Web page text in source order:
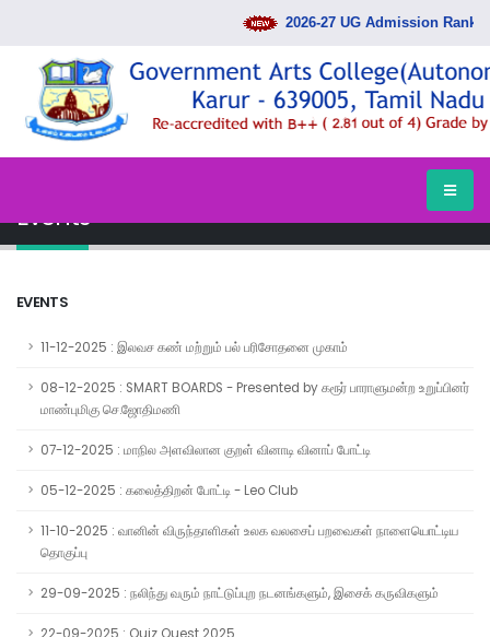
2026-27 UG Admission Rank List
Events
EVENTS
11-12-2025 : இலவச கண் மற்றும் பல் பரிசோதனை முகாம்
08-12-2025 : SMART BOARDS - Presented by கரூர் பாராளுமன்ற உறுப்பினர்
மாண்புமிகு செ.ஜோதிமணி
07-12-2025 : மாநில அளவிலான குறள் வினாடி வினாப் போட்டி
05-12-2025 : கலைத்திறன் போட்டி - Leo Club
11-10-2025 : வானின் விருந்தாளிகள் உலக வலசைப் பறவைகள் நாளையொட்டிய
தொகுப்பு
29-09-2025 : நலிந்து வரும் நாட்டுப்புற நடனங்களும், இசைக் கருவிகளும்